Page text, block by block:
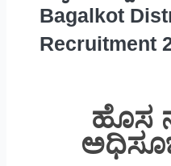
Bagalkot
Recruitment
ಹೊಸ